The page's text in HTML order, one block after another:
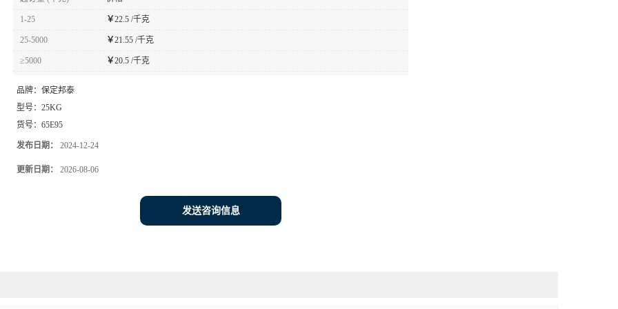
1-25 ￥22.5 /千克
25-5000 ￥21.55 /千克
≥5000 ￥20.5 /千克
品牌： 保定邦泰
型号： 25KG
货号： 65E95
发布日期： 2024-12-24
更新日期： 2026-08-06
发送咨询信息